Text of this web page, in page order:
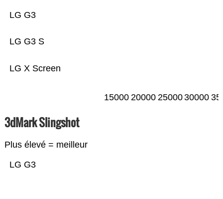
LG X Screen
LG G3 S
LG G3
15000 20000 2500030000
3dMark Slingshot
Plus élevé = meilleur
LG G3